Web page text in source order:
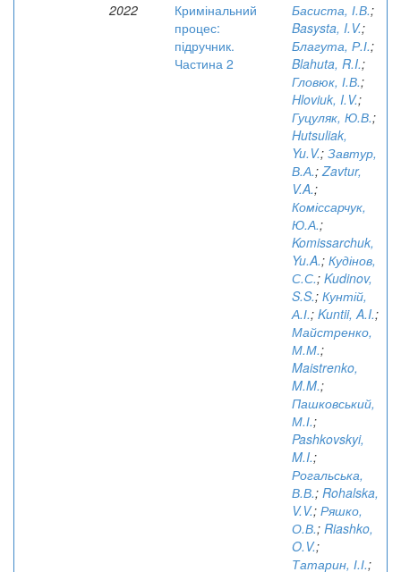
2022
Кримінальний
процес:
підручник.
Частина 2
Басиста, І.В.;
Basysta, I.V.;
Благута, Р.І.;
Blahuta, R.I.;
Гловюк, І.В.;
Hloviuk, I.V.;
Гуцуляк, Ю.В.;
Hutsuliak,
Yu.V.; Завтур,
В.А.;Zavtur,
V.A.;
Коміссарчук,
Ю.А.;
Komissarchuk,
Yu.A.; Кудінов,
С.С.; Kudinov,
S.S.; Кунтій,
А.І.; Kuntii, A.I.;
Майстренко,
М.М.;
Maistrenko,
M.M.;
Пашковський,
М.І.;
Pashkovskyi,
M.I.;
Рогальська,
В.В.; Rohalska,
V.V.; Ряшко,
О.В.; Riashko,
O.V.;
Татарин, І.І.;